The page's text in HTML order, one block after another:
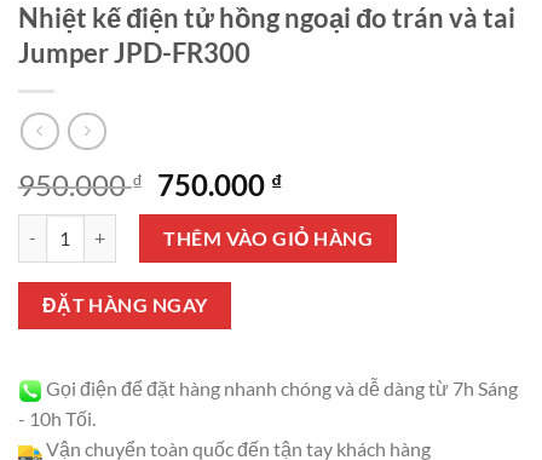
Nhiệt kế điện tử hồng ngoại đo trán và tai
Jumper JPD-FR300
950.000₫
Giá
gốc
là:
950.000 ₫.
750.000 ₫Giá
hiện
tại
là:
Nhiệt kế điện tử hồng ngoại đo trán và tai Jumper JPD-FR300 số
THÊM VÀO GIỎ HÀNG
ĐẶT HÀNG NGAY
Gọi điện để đặt hàng nhanh chóng và dễ dàng từ 7h Sáng
- 10h Tối.
Vận chuyển toàn quốc đến tận tay khách hàng